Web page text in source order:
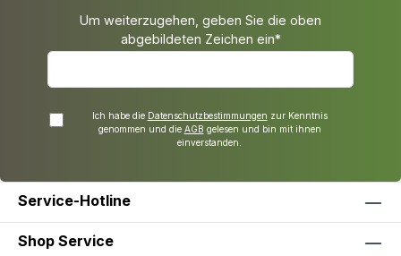
Um weiterzugehen, geben Sie die oben
abgebildeten Zeichen ein*
Ich habe die Datenschutzbestimmungen zur Kenntnis
genommen und die AGB gelesen und bin mit ihnen
einverstanden.
Service-Hotline
Shop Service